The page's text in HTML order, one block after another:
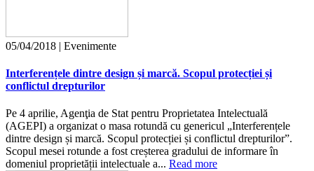
05/04/2018 | Evenimente
Interferențele dintre design și marcă. Scopul protecției și
conflictul drepturilor
Pe 4 aprilie, Agenţia de Stat pentru Proprietatea Intelectuală
(AGEPI) a organizat o masa rotundă cu genericul „Interferențele
dintre design și marcă. Scopul protecției și conflictul drepturilor”.
Scopul mesei rotunde a fost creșterea gradului de informare în
domeniul proprietății intelectuale a... Read more